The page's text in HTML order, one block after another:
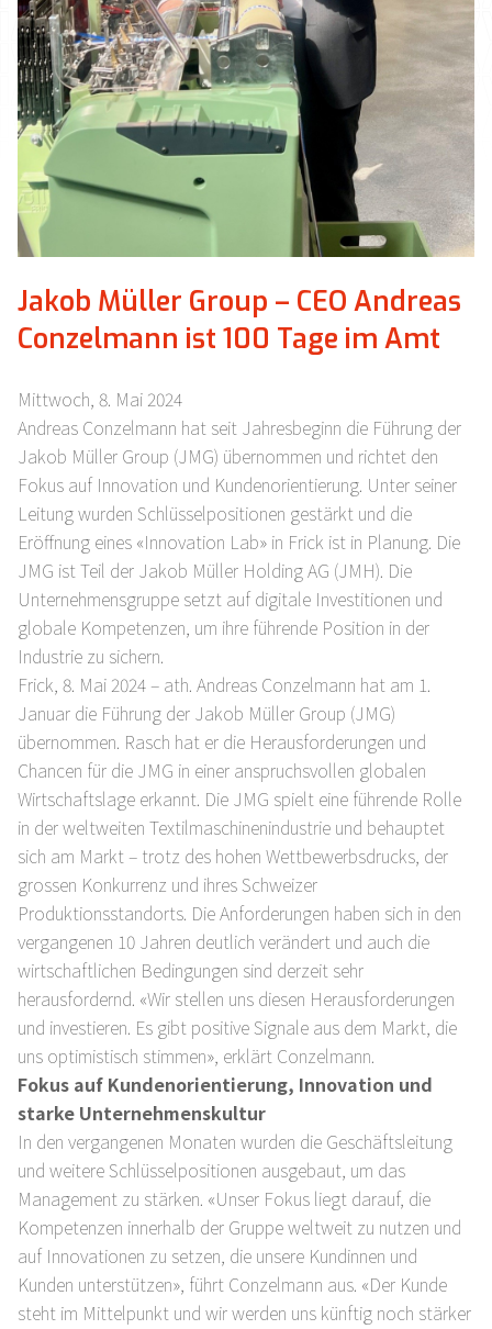
Jakob Müller Group – CEO Andreas
Conzelmann ist 100 Tage im Amt
Mittwoch, 8. Mai 2024
Andreas Conzelmann hat seit Jahresbeginn die Führung der
Jakob Müller Group (JMG) übernommen und richtet den
Fokus auf Innovation und Kundenorientierung. Unter seiner
Leitung wurden Schlüsselpositionen gestärkt und die
Eröffnung eines «Innovation Lab» in Frick ist in Planung. Die
JMG ist Teil der Jakob Müller Holding AG (JMH). Die
Unternehmensgruppe setzt auf digitale Investitionen und
globale Kompetenzen, um ihre führende Position in der
Industrie zu sichern.
Frick, 8. Mai 2024 – ath. Andreas Conzelmann hat am 1.
Januar die Führung der Jakob Müller Group (JMG)
übernommen. Rasch hat er die Herausforderungen und
Chancen für die JMG in einer anspruchsvollen globalen
Wirtschaftslage erkannt. Die JMG spielt eine führende Rolle
in der weltweiten Textilmaschinenindustrie und behauptet
sich am Markt – trotz des hohen Wettbewerbsdrucks, der
grossen Konkurrenz und ihres Schweizer
Produktionsstandorts. Die Anforderungen haben sich in den
vergangenen 10 Jahren deutlich verändert und auch die
wirtschaftlichen Bedingungen sind derzeit sehr
herausfordernd. «Wir stellen uns diesen Herausforderungen
und investieren. Es gibt positive Signale aus dem Markt, die
uns optimistisch stimmen», erklärt Conzelmann.
Fokus auf Kundenorientierung, Innovation und
starke Unternehmenskultur
In den vergangenen Monaten wurden die Geschäftsleitung
und weitere Schlüsselpositionen ausgebaut, um das
Management zu stärken. «Unser Fokus liegt darauf, die
Kompetenzen innerhalb der Gruppe weltweit zu nutzen und
auf Innovationen zu setzen, die unsere Kundinnen und
Kunden unterstützen», führt Conzelmann aus. «Der Kunde
steht im Mittelpunkt und wir werden uns künftig noch stärker